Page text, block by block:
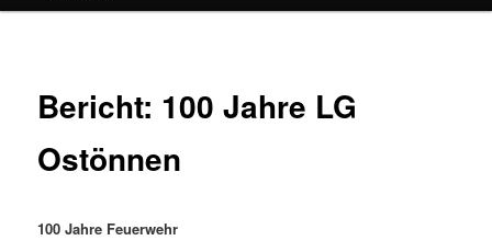
Bericht: 100 Jahre LG
Ostönnen
100 Jahre Feuerwehr